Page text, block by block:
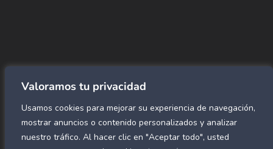
Valoramos tu privacidad
Usamos cookies para mejorar su experiencia de navegación,
mostrar anuncios o contenido personalizados y analizar
nuestro tráfico. Al hacer clic en "Aceptar todo", usted
Revestimientos para pared
Alfombras Residenciales
Paneles decorativos para pared
Mármol Flex
Caucho para gimnasio